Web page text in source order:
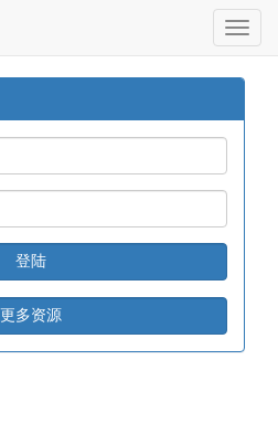
导
航
按
更多资源